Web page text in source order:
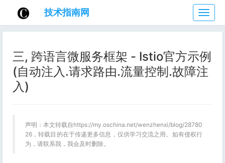
技
术
指
网
技术指南网
三, 跨语言微服务框架 - Istio官方示例
(自动注入.请求路由.流量控制.故障注
入)
声明：本文转载自https://my.oschina.net/wenzhenxi/blog/28780
26，转载目的在于传递更多信息，仅供学习交流之用。如有侵权行
为，请联系我，我会及时删除。